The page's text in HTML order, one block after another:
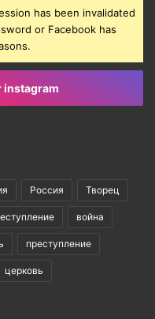
has been invalidated
or Facebook has
instagram
Россия Творец
война
преступление
церковь